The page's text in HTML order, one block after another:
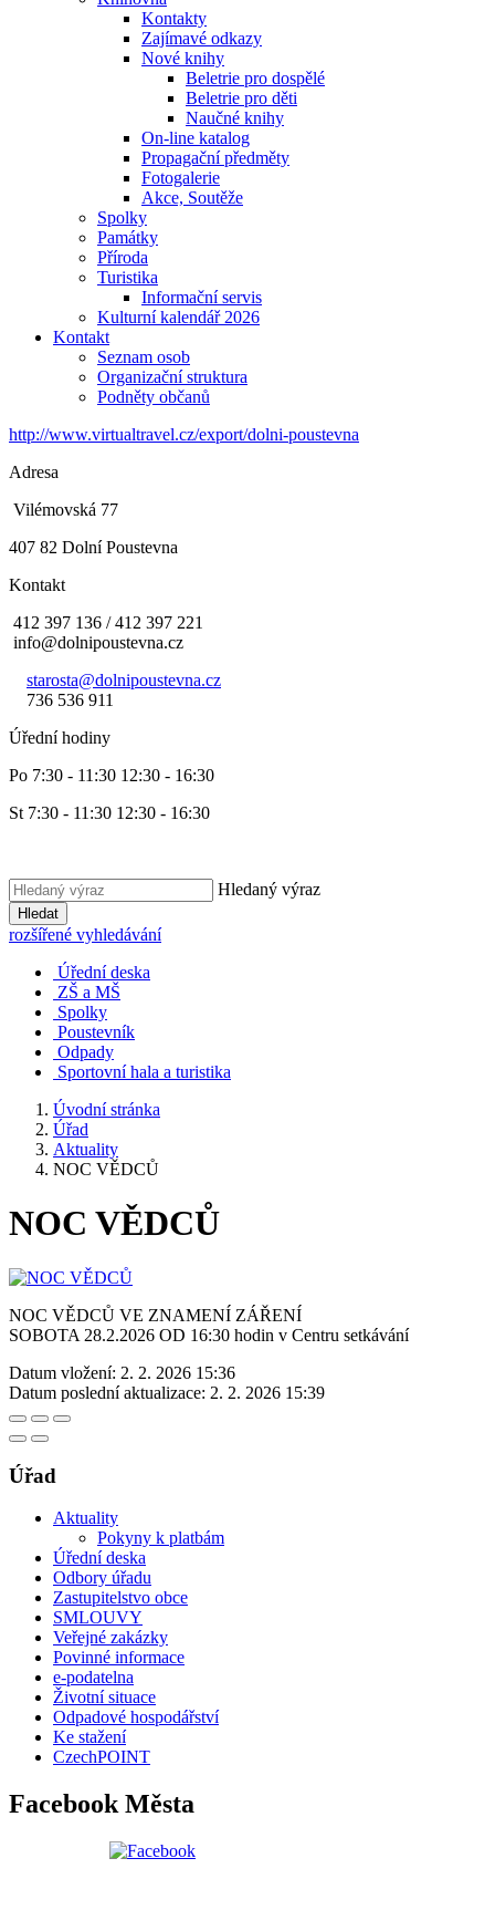
Kontakty
Zajímavé odkazy
Nové knihy
Beletrie pro dospělé
Beletrie pro děti
Naučné knihy
On-line katalog
Propagační předměty
Fotogalerie
Akce, Soutěže
Spolky
Památky
Příroda
Turistika
Informační servis
Kulturní kalendář 2026
Kontakt
Seznam osob
Organizační struktura
Podněty občanů
http://www.virtualtravel.cz/export/dolni-poustevna
Adresa
Vilémovská 77
407 82 Dolní Poustevna
Kontakt
412 397 136 / 412 397 221
info@dolnipoustevna.cz
starosta@dolnipoustevna.cz
736 536 911
Úřední hodiny
Po 7:30 - 11:30 12:30 - 16:30
St 7:30 - 11:30 12:30 - 16:30
Hledaný výraz
Hledat
rozšířené vyhledávání
Úřední deska
ZŠ a MŠ
Spolky
Poustevník
Odpady
Sportovní hala a turistika
Úvodní stránka
Úřad
Aktuality
NOC VĚDCŮ
NOC VĚDCŮ
NOC VĚDCŮ VE ZNAMENÍ ZÁŘENÍ
SOBOTA 28.2.2026 OD 16:30 hodin v Centru setkávání
Datum vložení: 2. 2. 2026 15:36
Datum poslední aktualizace: 2. 2. 2026 15:39
Úřad
Aktuality
Pokyny k platbám
Úřední deska
Odbory úřadu
Zastupitelstvo obce
SMLOUVY
Veřejné zakázky
Povinné informace
e-podatelna
Životní situace
Odpadové hospodářství
Ke stažení
CzechPOINT
Facebook Města